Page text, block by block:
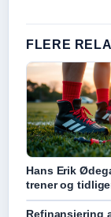
FLERE
Hans Erik
trener og
Refinansiering